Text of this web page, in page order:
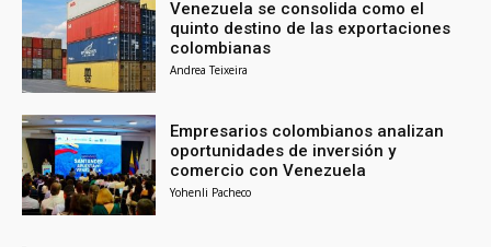
Venezuela se consolida como el
quinto destino de las exportaciones
colombianas
Andrea Teixeira
Empresarios colombianos analizan
oportunidades de inversión y
comercio con Venezuela
Yohenli Pacheco